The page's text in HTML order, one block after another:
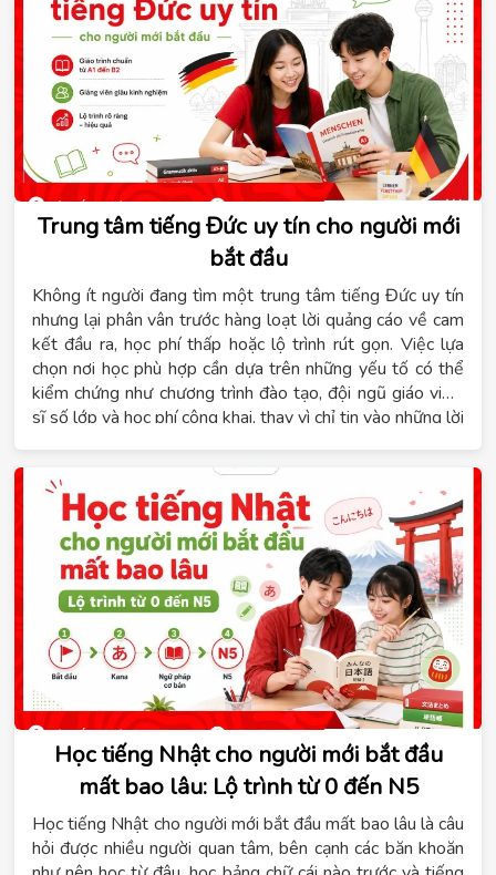
Trung tâm tiếng Đức uy tín cho người mới
bắt đầu
Không ít người đang tìm một trung tâm tiếng Đức uy tín
nhưng lại phân vân trước hàng loạt lời quảng cáo về cam
kết đầu ra, học phí thấp hoặc lộ trình rút gọn. Việc lựa
chọn nơi học phù hợp cần dựa trên những yếu tố có thể
kiểm chứng như chương trình đào tạo, đội ngũ giáo viên,
sĩ số lớp và học phí công khai, thay vì chỉ tin vào những lời
chương trình tiếng Đức theo từng cấp độ từ A1 đến B1,
phù hợp với người mới bắt đầu, người học để du học nghề
hoặc người đi làm cần chứng chỉ. Nội dung dưới đây sẽ
giúp bạn nắm rõ tiêu chí đánh giá một trung tâm tiếng
Đức, lộ trình học phù hợp, thời gian đạt B1 và các hình
thức học đang được áp dụng hiện nay.
Học tiếng Nhật cho người mới bắt đầu
mất bao lâu: Lộ trình từ 0 đến N5
Học tiếng Nhật cho người mới bắt đầu mất bao lâu là câu
hỏi được nhiều người quan tâm, bên cạnh các băn khoăn